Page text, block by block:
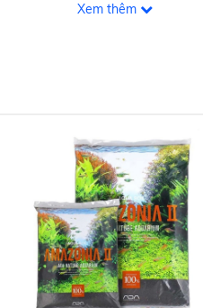
hết các loại cây thủy sinh và rêu
Xem thêm